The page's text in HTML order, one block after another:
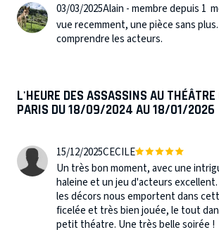
03/03/2025Alain - membre depuis 1
vue recemment, une pièce sans
comprendre les acteurs.
L'HEURE DES ASSASSINS AU THÉÂTRE
PARIS DU 18/09/2024 AU 18/01/2026
15/12/2025CECILE
Un très bon moment, avec une
haleine et un jeu d'acteurs
les décors nous emportent dans
ficelée et très bien jouée, le tout
petit théatre. Une très belle soirée !